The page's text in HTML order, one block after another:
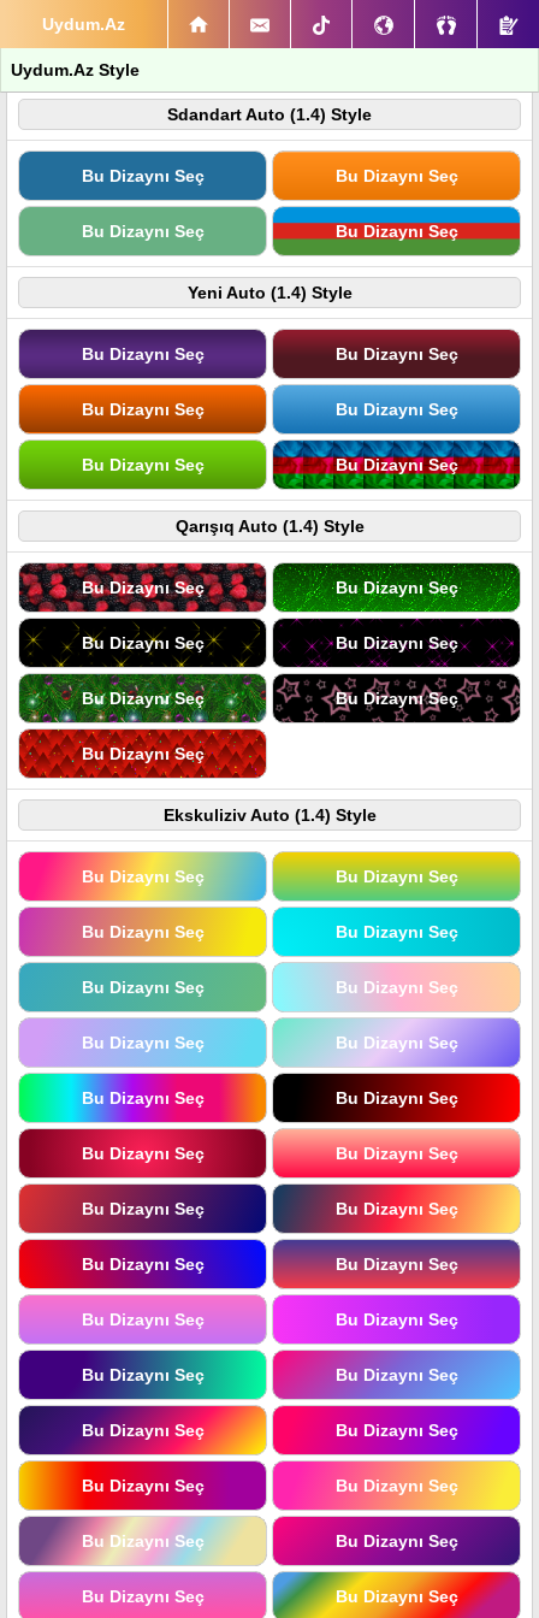
Uydum.Az
Uydum.Az Style
Sdandart Auto (1.4) Style
Bu Dizaynı Seç Bu Dizaynı Seç
Bu Dizaynı Seç Bu Dizaynı Seç
Yeni Auto (1.4) Style
Bu Dizaynı Seç Bu Dizaynı Seç
Bu Dizaynı Seç Bu Dizaynı Seç
Bu Dizaynı Seç Bu Dizaynı Seç
Qarışıq Auto (1.4) Style
Bu Dizaynı Seç Bu Dizaynı Seç
Bu Dizaynı Seç Bu Dizaynı Seç
Bu Dizaynı Seç Bu Dizaynı Seç
Bu Dizaynı Seç
Ekskuliziv Auto (1.4) Style
Bu Dizaynı Seç Bu Dizaynı Seç
Bu Dizaynı Seç Bu Dizaynı Seç
Bu Dizaynı Seç Bu Dizaynı Seç
Bu Dizaynı Seç Bu Dizaynı Seç
Bu Dizaynı Seç Bu Dizaynı Seç
Bu Dizaynı Seç Bu Dizaynı Seç
Bu Dizaynı Seç Bu Dizaynı Seç
Bu Dizaynı Seç Bu Dizaynı Seç
Bu Dizaynı Seç Bu Dizaynı Seç
Bu Dizaynı Seç Bu Dizaynı Seç
Bu Dizaynı Seç Bu Dizaynı Seç
Bu Dizaynı Seç Bu Dizaynı Seç
Bu Dizaynı Seç Bu Dizaynı Seç
Bu Dizaynı Seç Bu Dizaynı Seç